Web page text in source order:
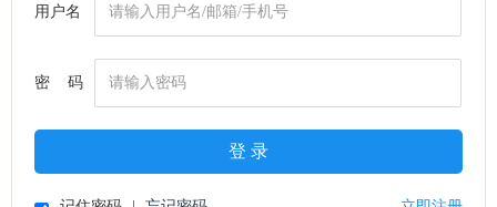
用户名
密 码
登 录